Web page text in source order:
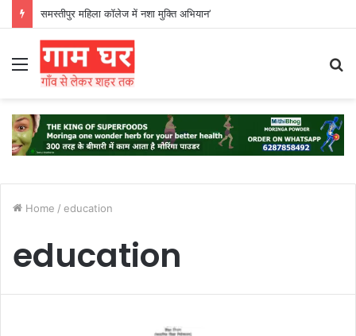
समस्तीपुर महिला कॉलेज में नशा मुक्ति अभियान’
Menu
Home / education
education